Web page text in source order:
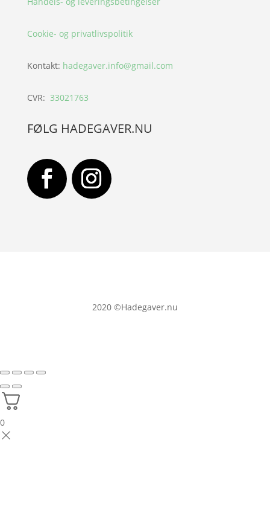
Cookie- og privatlivspolitik
Kontakt: hadegaver.info@gmail.com
CVR: 33021763
FØLG HADEGAVER.NU
2020 ©Hadegaver.nu
0